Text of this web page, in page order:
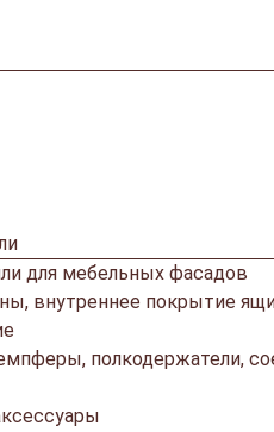
для мебельных фасадов
внутреннее покрытие
полкодержатели,